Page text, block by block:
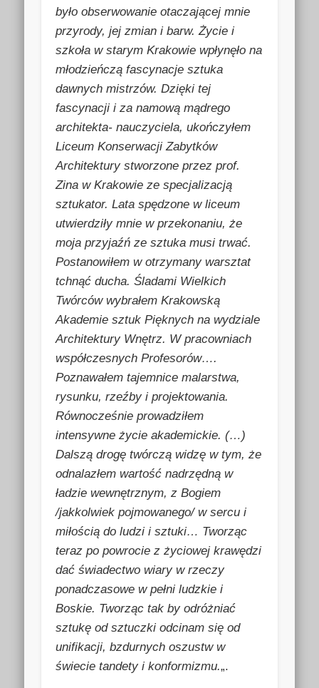
było obserwowanie otaczającej mnie
przyrody, jej zmian i barw. Życie i
szkoła w starym Krakowie wpłynęło na
młodzieńczą fascynacje sztuka
dawnych mistrzów. Dzięki tej
fascynacji i za namową mądrego
architekta- nauczyciela, ukończyłem
Liceum Konserwacji Zabytków
Architektury stworzone przez prof.
Zina w Krakowie ze specjalizacją
sztukator. Lata spędzone w liceum
utwierdziły mnie w przekonaniu, że
moja przyjaźń ze sztuka musi trwać.
Postanowiłem w otrzymany warsztat
tchnąć ducha. Śladami Wielkich
Twórców wybrałem Krakowską
Akademie sztuk Pięknych na wydziale
Architektury Wnętrz. W pracowniach
współczesnych Profesorów….
Poznawałem tajemnice malarstwa,
rysunku, rzeźby i projektowania.
Równocześnie prowadziłem
intensywne życie akademickie. (…)
Dalszą drogę twórczą widzę w tym, że
odnalazłem wartość nadrzędną w
ładzie wewnętrznym, z Bogiem
/jakkolwiek pojmowanego/ w sercu i
miłością do ludzi i sztuki… Tworząc
teraz po powrocie z życiowej krawędzi
dać świadectwo wiary w rzeczy
ponadczasowe w pełni ludzkie i
Boskie. Tworząc tak by odróżniać
sztukę od sztuczki odcinam się od
unifikacji, bzdurnych oszustw w
świecie tandety i konformizmu.„.